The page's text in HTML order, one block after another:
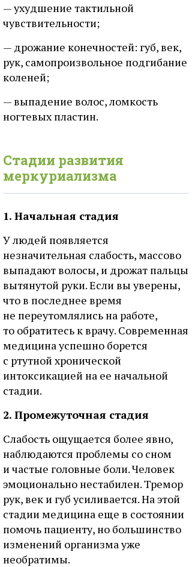
— ухудшение тактильной
чувствительности;
— дрожание конечностей: губ, век,
рук, самопроизвольное подгибание
коленей;
— выпадение волос, ломкость
ногтевых пластин.
Стадии развития
меркуриализма
1. Начальная стадия
У людей появляется
незначительная слабость, массово
выпадают волосы, и дрожат пальцы
вытянутой руки. Если вы уверены,
что в последнее время
не переутомлялись на работе,
то обратитесь к врачу. Современная
медицина успешно борется
с ртутной хронической
интоксикацией на ее начальной
стадии.
2. Промежуточная стадия
Слабость ощущается более явно,
наблюдаются проблемы со сном
и частые головные боли. Человек
эмоционально нестабилен. Тремор
рук, век и губ усиливается. На этой
стадии медицина еще в состоянии
помочь пациенту, но большинство
изменений организма уже
необратимы.